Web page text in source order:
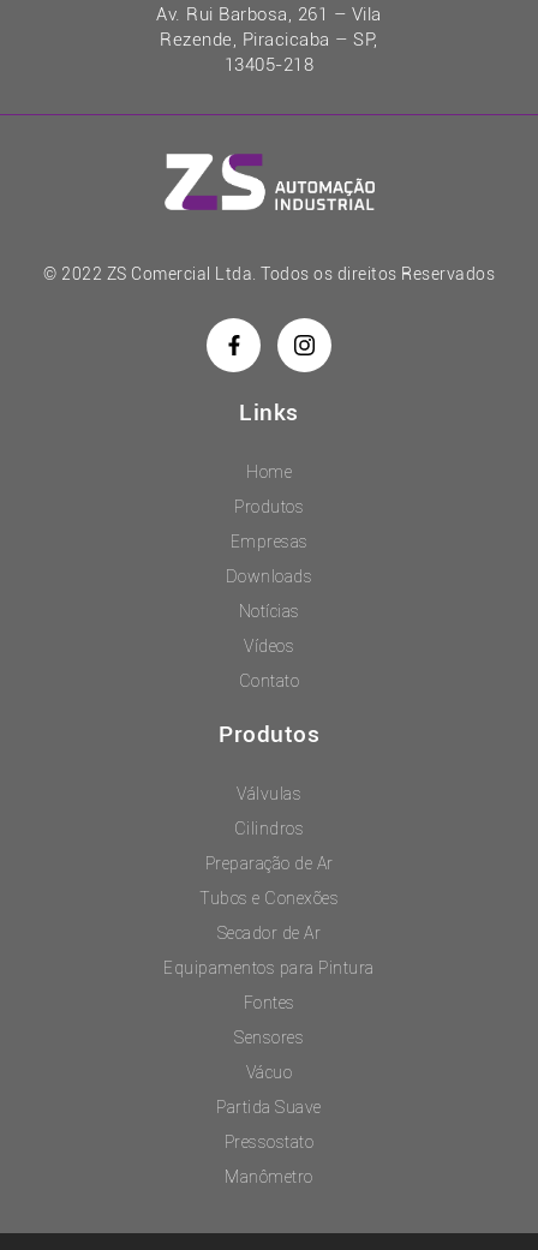
Av. Rui Barbosa, 261 – Vila
Rezende, Piracicaba – SP,
13405-218
© 2022 ZS Comercial Ltda. Todos os direitos Reservados
Links
Home
Produtos
Empresas
Downloads
Notícias
Vídeos
Contato
Produtos
Válvulas
Cilindros
Preparação de Ar
Tubos e Conexões
Secador de Ar
Equipamentos para Pintura
Fontes
Sensores
Vácuo
Partida Suave
Pressostato
Manômetro